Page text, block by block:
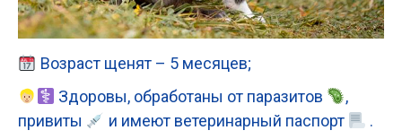
Возраст щенят – 5 месяцев;
Здоровы, обработаны от паразитов
,
привиты
и имеют ветеринарный паспорт
.